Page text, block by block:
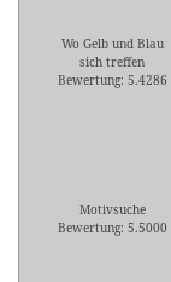
Wo Gelb und Blau
sich treffen
Bewertung: 5.4286
Motivsuche
Bewertung: 5.5000